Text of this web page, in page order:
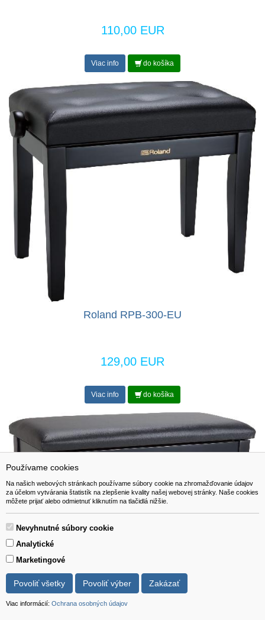
Používame cookies
Na našich webových stránkach používame súbory cookie na zhromažďovanie údajov
za účelom vytvárania štatistík na zlepšenie kvality našej webovej stránky. Naše cookies
môžete prijať alebo odmietnuť kliknutím na tlačidlá nižšie.
Nevyhnutné súbory cookie
Analytické
Marketingové
Povoliť všetky Povoliť výber Zakázať
Viac informácií: Ochrana osobných údajov
110,00 EUR
Viac info do košíka
Roland RPB-300-EU
129,00 EUR
Viac info do košíka
Roland RPB-D100BK-EU